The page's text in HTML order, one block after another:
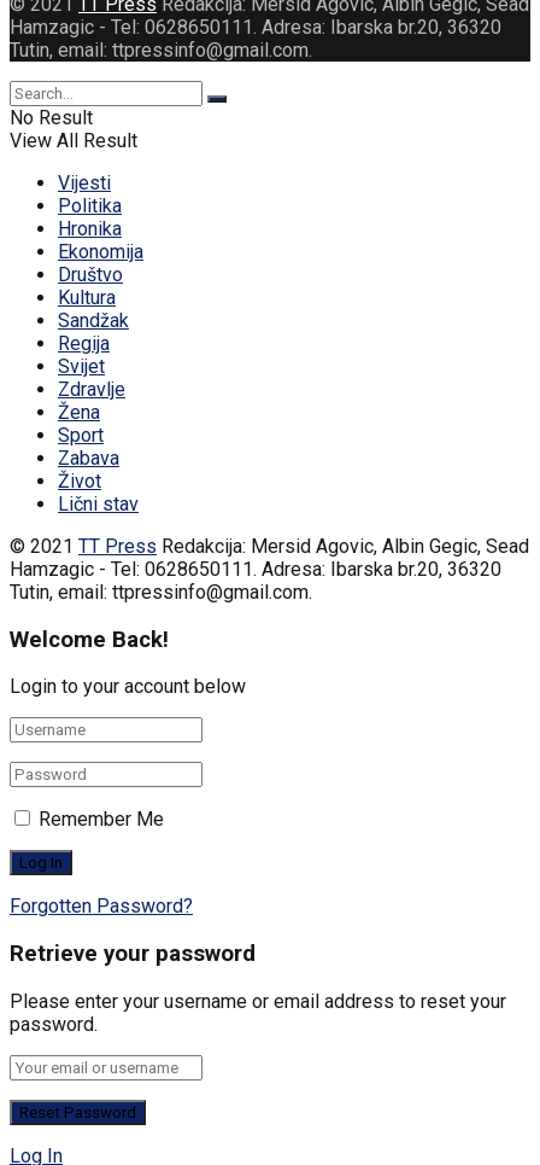
Hamzagic - Tel: 0628650111. Adresa: Ibarska br.20, 36320
Tutin, email: ttpressinfo@gmail.com.
No Result
View All Result
Vijesti
Politika
Hronika
Ekonomija
Društvo
Kultura
Sandžak
Regija
Svijet
Zdravlje
Žena
Sport
Zabava
Život
Lični stav
© 2021 TT Press Redakcija: Mersid Agovic, Albin Gegic, Sead
Hamzagic - Tel: 0628650111. Adresa: Ibarska br.20, 36320
Tutin, email: ttpressinfo@gmail.com.
Welcome Back!
Login to your account below
Remember Me
Forgotten Password?
Retrieve your password
Please enter your username or email address to reset your
password.
Log In